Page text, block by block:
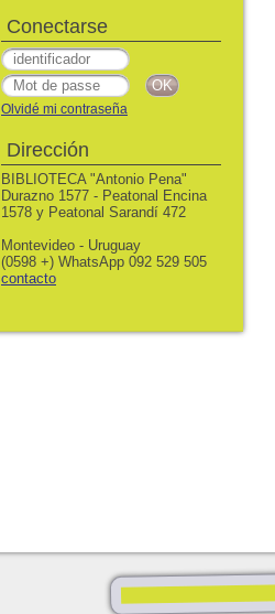
Conectarse
Olvidé mi contraseña
Dirección
BIBLIOTECA "Antonio Pena"
Durazno 1577 - Peatonal Encina
1578 y Peatonal Sarandí 472
Montevideo - Uruguay
(0598 +) WhatsApp 092 529 505
contacto